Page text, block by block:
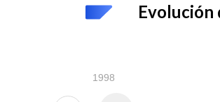
Evolución
1998